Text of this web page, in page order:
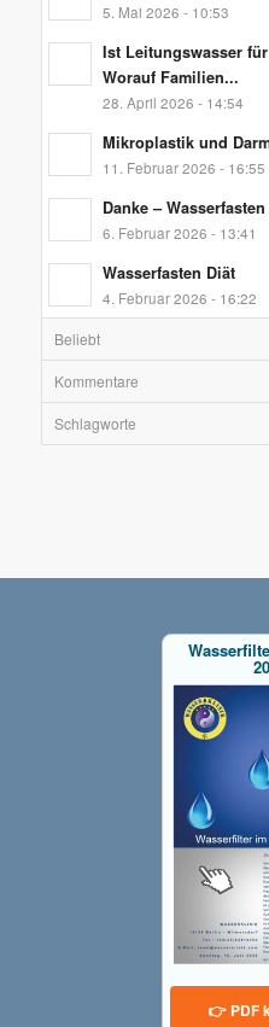
5. Mai 2026 - 10:53
Ist Leitungswasser
Worauf Familien...
28. April 2026 - 14:54
Mikroplastik und
11. Februar 2026 - 16:55
Danke –
6. Februar 2026 - 13:41
Wasserfasten Diät
4. Februar 2026 - 16:22
Beliebt
Kommentare
Schlagworte
👉 PDF